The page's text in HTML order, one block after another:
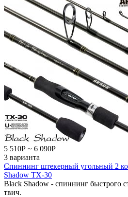
5 510Р ~ 6 090Р
3 варианта
Спиннинг штекерный угольный 2
Shadow TX-30
Black Shadow - спиннинг быстрого
твич.